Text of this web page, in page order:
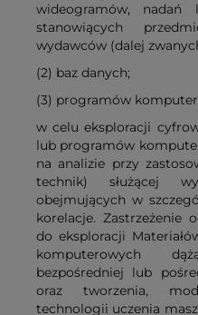
wideogramów, nadań
stanowiących
wydawców (dalej
(2) baz danych;
(3) programów
w celu eksploracji
lub programów
na analizie przy
technik) służącej
obejmujących w
korelacje. Zastrzeżenie
do eksploracji
komputerowych
bezpośredniej lub
oraz tworzenia,
technologii uczenia